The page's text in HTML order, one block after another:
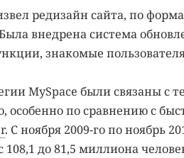
редизайн сайта, по
внедрена система
знакомые
MySpace были связаны с
особенно по сравнению с
. С ноября 2009-го по ноябрь
до 81,5 миллиона